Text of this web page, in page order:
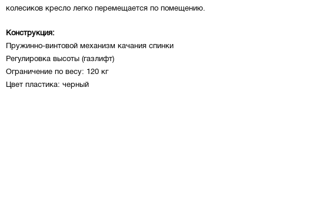
колесиков кресло легко перемещается по помещению.
Конструкция:
Пружинно-винтовой механизм качания спинки
Регулировка высоты (газлифт)
Ограничение по весу: 120 кг
Цвет пластика: черный